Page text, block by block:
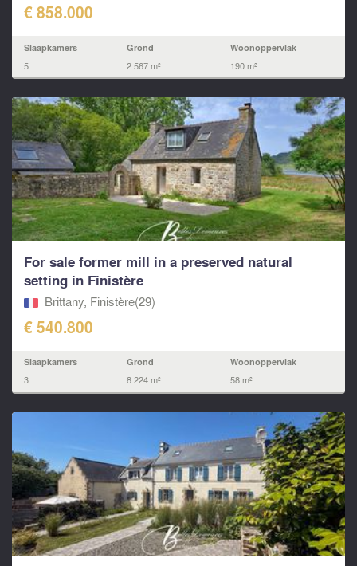
€ 858.000
Slaapkamers
5
Grond
2.567 m²
Woonoppervlak
190 m²
For sale former mill in a preserved natural
setting in Finistère
Brittany, Finistère(29)
€ 540.800
Slaapkamers
3
Grond
8.224 m²
Woonoppervlak
58 m²